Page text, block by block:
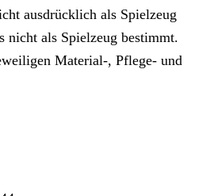
ausdrücklich als Spielzeug
nicht als Spielzeug bestimmt.
Material-, Pflege- und